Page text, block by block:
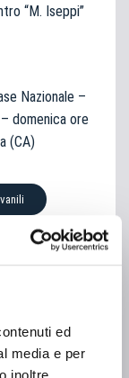
ed
media e per
inoltre
“M. Iseppi”
Nazionale –
domenica ore
(CA)